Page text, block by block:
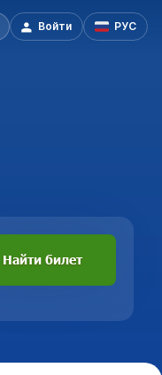
Войти РУС
Найти билет